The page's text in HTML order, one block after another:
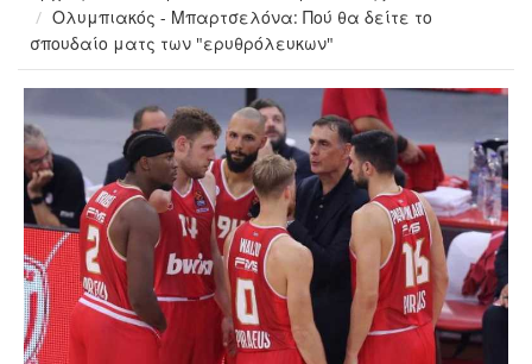
Ολυμπιακός - Μπαρτσελόνα: Πού θα δείτε το
σπουδαίο ματς των "ερυθρόλευκων"